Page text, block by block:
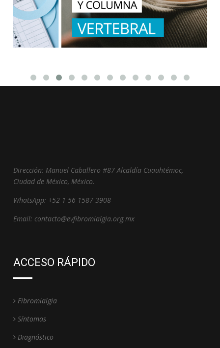
Dirección: Manuel Caballero #87 Alcaldía Cuauhtémoc,
Ciudad de México, México.
WhatsApp: +52 1 56 1587 3908
Email: contacto@evfibromialgia.org.mx
ACCESO RÁPIDO
Fibromialgia
Síntomas
Diagnóstico